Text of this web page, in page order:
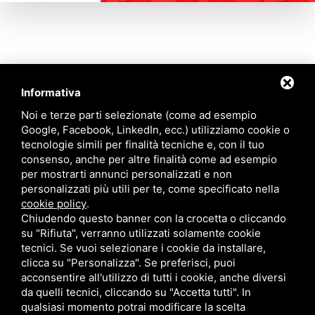
Informativa
Noi e terze parti selezionate (come ad esempio
Google, Facebook, LinkedIn, ecc.) utilizziamo cookie o
tecnologie simili per finalità tecniche e, con il tuo
consenso, anche per altre finalità come ad esempio
per mostrarti annunci personalizzati e non
personalizzati più utili per te, come specificato nella
cookie policy.
Chiudendo questo banner con la crocetta o cliccando
su "Rifiuta", verranno utilizzati solamente cookie
tecnici. Se vuoi selezionare i cookie da installare,
clicca su "Personalizza". Se preferisci, puoi
acconsentire all'utilizzo di tutti i cookie, anche diversi
da quelli tecnici, cliccando su "Accetta tutti". In
qualsiasi momento potrai modificare la scelta
Contattaci
Via Quinto Bucci, 205, 47521 Cesena (FC)
+39 0543 31536
+39 320 6635083
info@amiciziaeamore.it
Links
Chi siamo
Crea il tuo profilo
Franchising
Annunci
Blog
Contatti
Follow Us